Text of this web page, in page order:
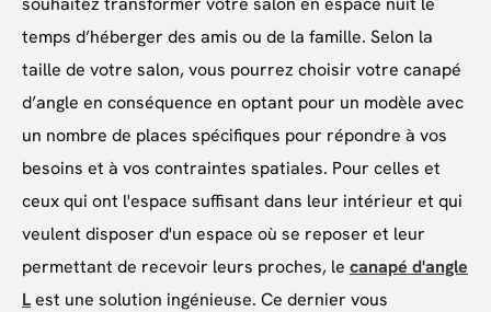
temps d’héberger des amis ou de la famille. Selon la
taille de votre salon, vous pourrez choisir votre canapé
d’angle en conséquence en optant pour un modèle avec
un nombre de places spécifiques pour répondre à vos
besoins et à vos contraintes spatiales. Pour celles et
ceux qui ont l'espace suffisant dans leur intérieur et qui
veulent disposer d'un espace où se reposer et leur
permettant de recevoir leurs proches, le canapé d'angle
Lest une solution ingénieuse. Ce dernier vous